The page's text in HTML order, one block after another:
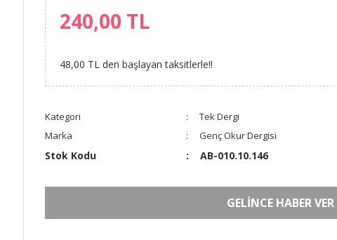
240,00 TL
48,00 TL den başlayan taksitlerle!!
Kategori
Tek Dergi
Marka
Genç Okur Dergisi
Stok Kodu AB-010.10.146
GELİNCE HABER VER